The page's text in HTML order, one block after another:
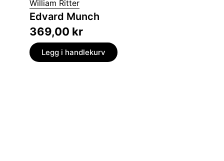
William Ritter
Edvard Munch
369,00 kr
Legg i handlekurv